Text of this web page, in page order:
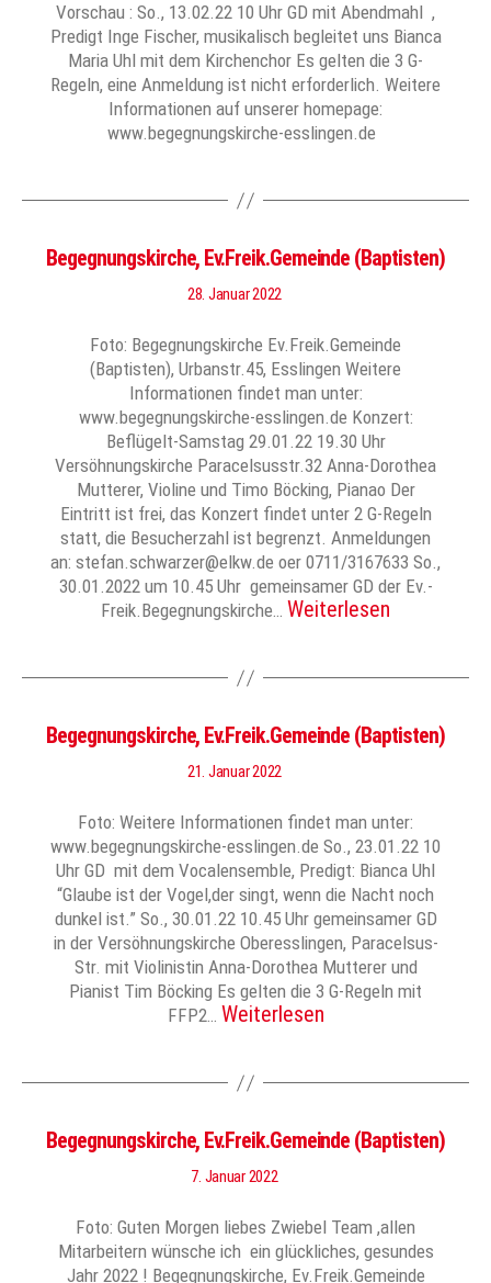
Vorschau : So., 13.02.22 10 Uhr GD mit Abendmahl ,
Predigt Inge Fischer, musikalisch begleitet uns Bianca
Maria Uhl mit dem Kirchenchor Es gelten die 3 G-
Regeln, eine Anmeldung ist nicht erforderlich. Weitere
Informationen auf unserer homepage:
www.begegnungskirche-esslingen.de
Begegnungskirche, Ev.Freik.Gemeinde (Baptisten)
28. Januar 2022
Foto: Begegnungskirche Ev.Freik.Gemeinde
(Baptisten), Urbanstr.45, Esslingen Weitere
Informationen findet man unter:
www.begegnungskirche-esslingen.de Konzert:
Beflügelt-Samstag 29.01.22 19.30 Uhr
Versöhnungskirche Paracelsusstr.32 Anna-Dorothea
Mutterer, Violine und Timo Böcking, Pianao Der
Eintritt ist frei, das Konzert findet unter 2 G-Regeln
statt, die Besucherzahl ist begrenzt. Anmeldungen
an: stefan.schwarzer@elkw.de oer 0711/3167633 So.,
30.01.2022 um 10.45 Uhr gemeinsamer GD der Ev.-
Freik.Begegnungskirche… Weiterlesen
Begegnungskirche, Ev.Freik.Gemeinde (Baptisten)
21. Januar 2022
Foto: Weitere Informationen findet man unter:
www.begegnungskirche-esslingen.de So., 23.01.22 10
Uhr GD mit dem Vocalensemble, Predigt: Bianca Uhl
“Glaube ist der Vogel,der singt, wenn die Nacht noch
dunkel ist.” So., 30.01.22 10.45 Uhr gemeinsamer GD
in der Versöhnungskirche Oberesslingen, Paracelsus-
Str. mit Violinistin Anna-Dorothea Mutterer und
Pianist Tim Böcking Es gelten die 3 G-Regeln mit
FFP2… Weiterlesen
Begegnungskirche, Ev.Freik.Gemeinde (Baptisten)
7. Januar 2022
Foto: Guten Morgen liebes Zwiebel Team ,allen
Mitarbeitern wünsche ich ein glückliches, gesundes
Jahr 2022 ! Begegnungskirche, Ev.Freik.Gemeinde